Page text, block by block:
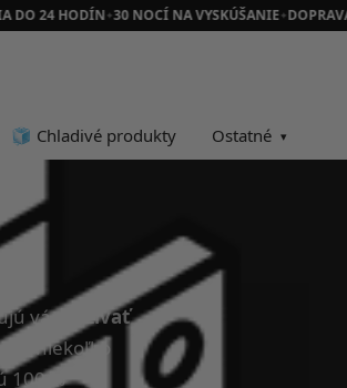
DO 24 HODÍN ✦30 NOCÍ NA VYSKÚŠANIE✦
🧊 Chladivé produkty Ostatné
vám
užívať
niekoľko
100 %